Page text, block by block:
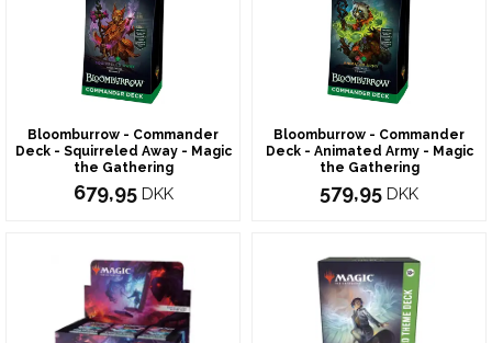
Bloomburrow - Commander
Deck - Squirreled Away - Magic
the Gathering
679,95 DKK
Bloomburrow - Commander
Deck - Animated Army - Magic
the Gathering
579,95 DKK